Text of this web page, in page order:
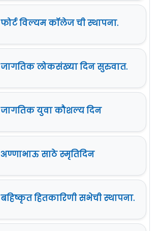
फोर्ट विल्यम कॉलेज ची स्थापना.
जागतिक लोकसंख्या दिन सुरुवात.
जागतिक युवा कौशल्य दिन
अण्णाभाऊ साठे स्मृतिदिन
बहिष्कृत हितकारिणी सभेची स्थापना.